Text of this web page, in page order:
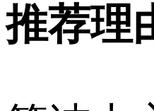
推荐理